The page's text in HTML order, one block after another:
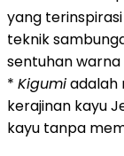
yang
teknik
sentuhan warna
* Kigumiadalah
kerajinan kayu
kayu tanpa